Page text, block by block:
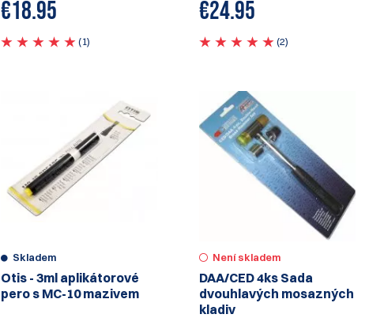
€18.95
(1)
€24.95
(2)
Skladem
Otis - 3ml aplikátorové
pero s MC-10 mazivem
Není skladem
DAA/CED 4ks Sada
dvouhlavých mosazných
kladiv